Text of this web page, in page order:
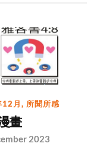
12月, 所聞所感
畫
2023